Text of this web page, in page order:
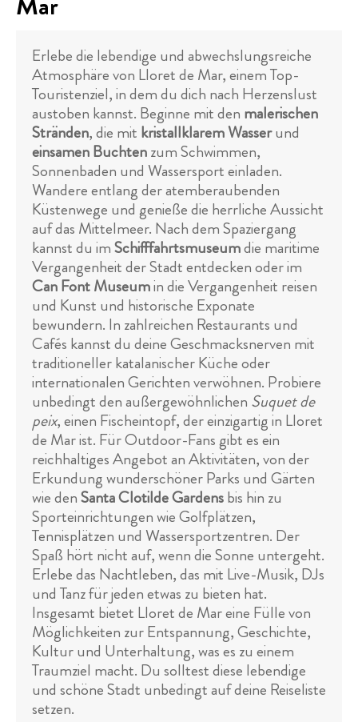
Erlebe die lebendige und abwechslungsreiche
Atmosphäre von Lloret de Mar, einem Top-
Touristenziel, in dem du dich nach Herzenslust
austoben kannst. Beginne mit den malerischen
Stränden, die mit kristallklarem Wasserund
einsamen Buchtenzum Schwimmen,
Sonnenbaden und Wassersport einladen.
Wandere entlang der atemberaubenden
Küstenwege und genieße die herrliche Aussicht
auf das Mittelmeer. Nach dem Spaziergang
kannst du imSchifffahrtsmuseumdie maritime
Vergangenheit der Stadt entdecken oder im
Can Font Museumin die Vergangenheit reisen
und Kunst und historische Exponate
bewundern. In zahlreichen Restaurants und
Cafés kannst du deine Geschmacksnerven mit
traditioneller katalanischer Küche oder
internationalen Gerichten verwöhnen. Probiere
unbedingt den außergewöhnlichen Suquet de
peix, einen Fischeintopf, der einzigartig in Lloret
de Mar ist. Für Outdoor-Fans gibt es ein
reichhaltiges Angebot an Aktivitäten, von der
Erkundung wunderschöner Parks und Gärten
wie denSanta Clotilde Gardensbis hin zu
Sporteinrichtungen wie Golfplätzen,
Tennisplätzen und Wassersportzentren. Der
Spaß hört nicht auf, wenn die Sonne untergeht.
Erlebe das Nachtleben, das mit Live-Musik, DJs
und Tanz für jeden etwas zu bieten hat.
Insgesamt bietet Lloret de Mar eine Fülle von
Möglichkeiten zur Entspannung, Geschichte,
Kultur und Unterhaltung, was es zu einem
Traumziel macht. Du solltest diese lebendige
und schöne Stadt unbedingt auf deine Reiseliste
setzen.